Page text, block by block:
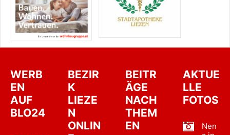
WERB
EN
AUF
BLO24
BEZIR
K
LIEZE
N
ONLIN
BEITR
ÄGE
NACH
THEM
EN
AKTUE
LLE
FOTOS
Nen